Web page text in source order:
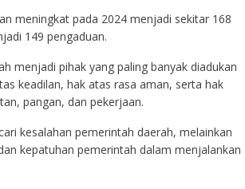
meningkat pada 2024 menjadi sekitar 168
149 pengaduan.
menjadi pihak yang paling banyak diadukan
keadilan, hak atas rasa aman, serta hak
pangan, dan pekerjaan.
kesalahan pemerintah daerah, melainkan
kepatuhan pemerintah dalam menjalankan